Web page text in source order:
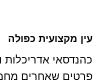
עין מקצועית כפולה
כהנדסאי אדריכלות
פרטים שאחרים